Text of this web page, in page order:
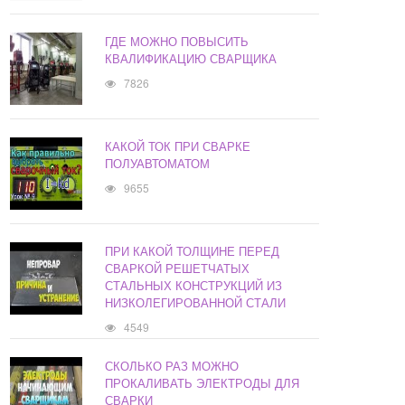
ГДЕ МОЖНО ПОВЫСИТЬ
КВАЛИФИКАЦИЮ СВАРЩИКА
7826
КАКОЙ ТОК ПРИ СВАРКЕ
ПОЛУАВТОМАТОМ
9655
ПРИ КАКОЙ ТОЛЩИНЕ ПЕРЕД
СВАРКОЙ РЕШЕТЧАТЫХ
СТАЛЬНЫХ КОНСТРУКЦИЙ ИЗ
НИЗКОЛЕГИРОВАННОЙ СТАЛИ
4549
СКОЛЬКО РАЗ МОЖНО
ПРОКАЛИВАТЬ ЭЛЕКТРОДЫ ДЛЯ
СВАРКИ